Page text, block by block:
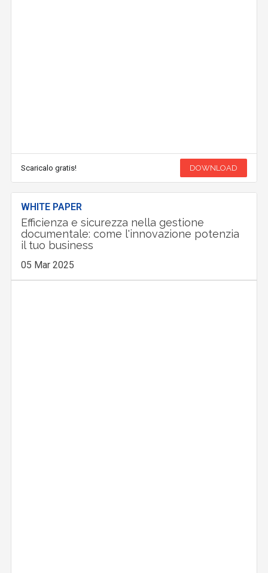
Scaricalo gratis! DOWNLOAD
WHITE PAPER
Efficienza e sicurezza nella gestione
documentale: come l'innovazione potenzia
il tuo business
05 Mar 2025